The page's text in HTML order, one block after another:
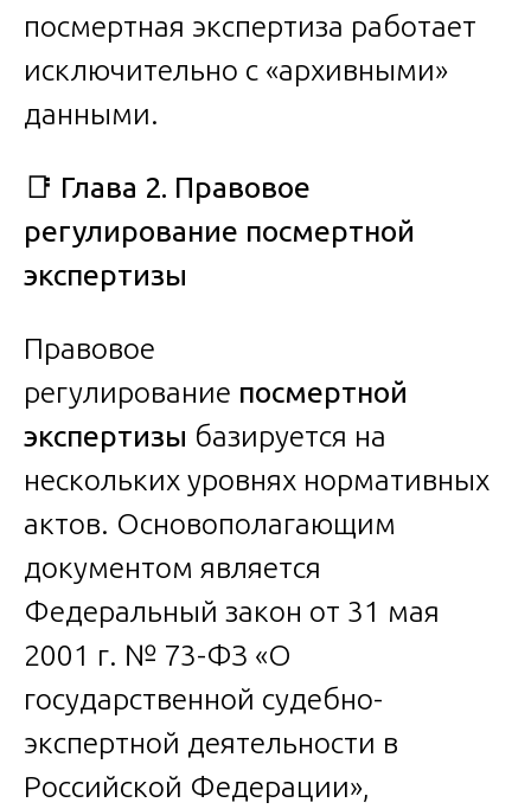
посмертная экспертиза работает
исключительно с «архивными»
данными.
📑 Глава 2. Правовое
регулирование посмертной
экспертизы
Правовое
регулирование посмертной
экспертизы базируется на
нескольких уровнях нормативных
актов. Основополагающим
документом является
Федеральный закон от 31 мая
2001 г. № 73-ФЗ «О
государственной судебно-
экспертной деятельности в
Российской Федерации»,